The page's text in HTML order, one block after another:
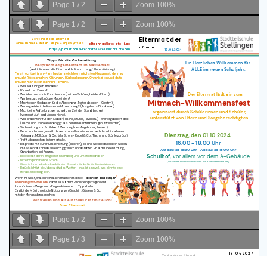
Page 1 / 2 Zoom 100%
Page 1 / 2 Zoom 100%
Page 1 / 2 Zoom 100%
Page 1 / 3 Zoom 100%